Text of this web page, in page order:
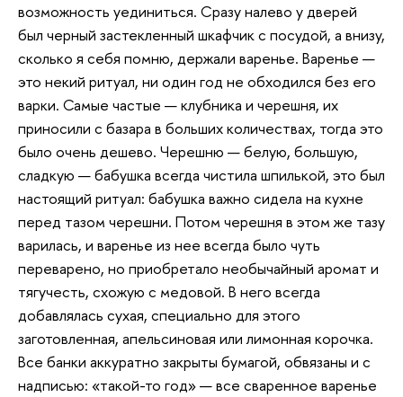
возможность уединиться. Сразу налево у дверей
был черный застекленный шкафчик с посудой, а внизу,
сколько я себя помню, держали варенье. Варенье —
это некий ритуал, ни один год не обходился без его
варки. Самые частые — клубника и черешня, их
приносили с базара в больших количествах, тогда это
было очень дешево. Черешню — белую, большую,
сладкую — бабушка всегда чистила шпилькой, это был
настоящий ритуал: бабушка важно сидела на кухне
перед тазом черешни. Потом черешня в этом же тазу
варилась, и варенье из нее всегда было чуть
переварено, но приобретало необычайный аромат и
тягучесть, схожую с медовой. В него всегда
добавлялась сухая, специально для этого
заготовленная, апельсиновая или лимонная корочка.
Все банки аккуратно закрыты бумагой, обвязаны и с
надписью: «такой-то год» — все сваренное варенье